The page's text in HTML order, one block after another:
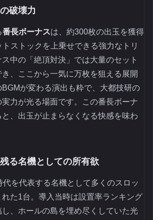
破壊力
番長ボーナスは、約300枚の出玉を獲得
ストックを上乗せできる強力なトリ
中の「絶頂対決」では大量のセット
、ここから一気に万枚を狙える展開
BGMが変わる演出も粋で、大都技研の
力が光る場面です。この番長ボーナ
、出玉が止まらなくなる快感を味わ
る名機としての所有欲
を代表する名機として多くのスロッ
た1台。導入当時は設置率ランキング
、ホールの島を埋め尽くしていた光